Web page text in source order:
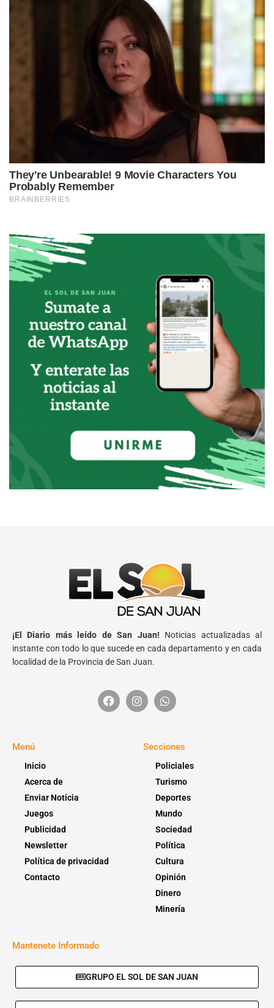
¡El Diario más leído de San Juan! Noticias actualizadas al
instante con todo lo que sucede en cada departamento y en cada
localidad de la Provincia de San Juan.
Menú
Inicio
Acerca de
Enviar Noticia
Juegos
Publicidad
Newsletter
Política de privacidad
Contacto
Secciones
Policiales
Turismo
Deportes
Mundo
Sociedad
Política
Cultura
Opinión
Dinero
Minería
Mantenete Informado
GRUPO EL SOL DE SAN JUAN